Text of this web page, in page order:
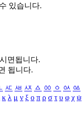
있습니다.
면됩니다.
됩니다.
ㅼ ㅽ ㅾ ㅿ ㆀ ㆁ ㆂ ㆃ
κ λ μ ν ξ ο π ρ σ τ υ φ χ ψ